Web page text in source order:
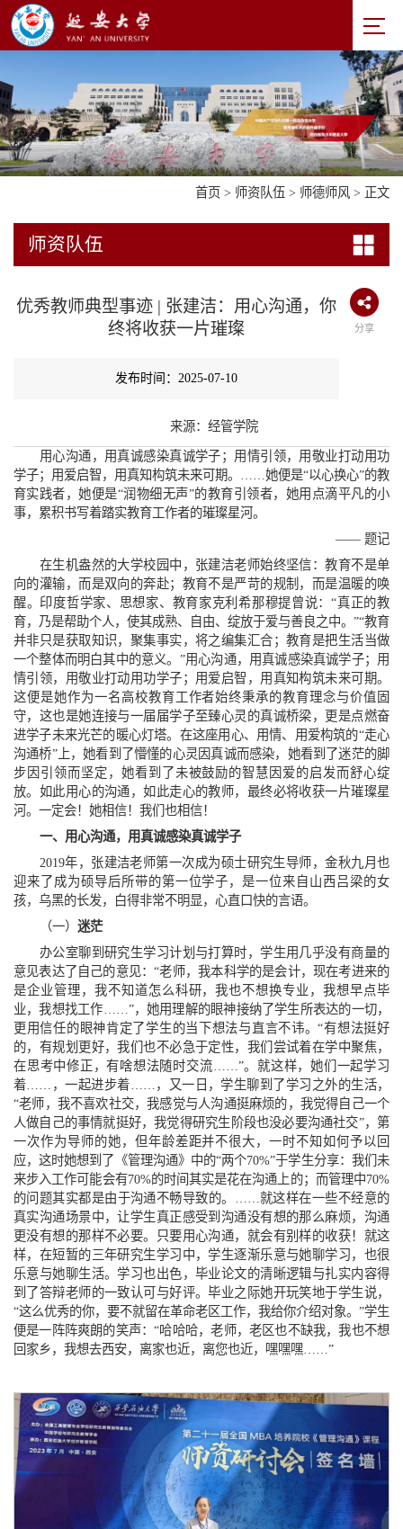
首页 > 师资队伍 > 师德师风 > 正文
师资队伍
优秀教师典型事迹 | 张建洁：用心沟通，你
终将收获一片璀璨
分享
发布时间：2025-07-10
来源：经管学院
用心沟通，用真诚感染真诚学子；用情引领，用敬业打动用功
学子；用爱启智，用真知构筑未来可期。……她便是“以心换心”的教
育实践者，她便是“润物细无声”的教育引领者，她用点滴平凡的小
事，累积书写着踏实教育工作者的璀璨星河。
—— 题记
在生机盎然的大学校园中，张建洁老师始终坚信：教育不是单
向的灌输，而是双向的奔赴；教育不是严苛的规制，而是温暖的唤
醒。印度哲学家、思想家、教育家克利希那穆提曾说：“真正的教
育，乃是帮助个人，使其成熟、自由、绽放于爱与善良之中。”“教育
并非只是获取知识，聚集事实，将之编集汇合；教育是把生活当做
一个整体而明白其中的意义。”用心沟通，用真诚感染真诚学子；用
情引领，用敬业打动用功学子；用爱启智，用真知构筑未来可期。
这便是她作为一名高校教育工作者始终秉承的教育理念与价值固
守，这也是她连接与一届届学子至臻心灵的真诚桥梁，更是点燃奋
进学子未来光芒的暖心灯塔。在这座用心、用情、用爱构筑的“走心
沟通桥”上，她看到了懵懂的心灵因真诚而感染，她看到了迷茫的脚
步因引领而坚定，她看到了未被鼓励的智慧因爱的启发而舒心绽
放。如此用心的沟通，如此走心的教师，最终必将收获一片璀璨星
河。一定会！她相信！我们也相信！
一、 用心沟通，用真诚感染真诚学子
2019年，张建洁老师第一次成为硕士研究生导师，金秋九月也
迎来了成为硕导后所带的第一位学子，是一位来自山西吕梁的女
孩，乌黑的长发，白得非常不明显，心直口快的言语。
（一） 迷茫
办公室聊到研究生学习计划与打算时，学生用几乎没有商量的
意见表达了自己的意见：“老师，我本科学的是会计，现在考进来的
是企业管理，我不知道怎么科研，我也不想换专业，我想早点毕
业，我想找工作……”，她用理解的眼神接纳了学生所表达的一切，
更用信任的眼神肯定了学生的当下想法与直言不讳。“有想法挺好
的，有规划更好，我们也不必急于定性，我们尝试着在学中聚焦，
在思考中修正，有啥想法随时交流……”。就这样，她们一起学习
着……，一起进步着……，又一日，学生聊到了学习之外的生活，
“老师，我不喜欢社交，我感觉与人沟通挺麻烦的，我觉得自己一个
人做自己的事情就挺好，我觉得研究生阶段也没必要沟通社交”，第
一次作为导师的她，但年龄差距并不很大，一时不知如何予以回
应，这时她想到了《管理沟通》中的“两个70%”于学生分享：我们未
来步入工作可能会有70%的时间其实是花在沟通上的；而管理中70%
的问题其实都是由于沟通不畅导致的。……就这样在一些不经意的
真实沟通场景中，让学生真正感受到沟通没有想的那么麻烦，沟通
更没有想的那样不必要。只要用心沟通，就会有别样的收获！就这
样，在短暂的三年研究生学习中，学生逐渐乐意与她聊学习，也很
乐意与她聊生活。学习也出色，毕业论文的清晰逻辑与扎实内容得
到了答辩老师的一致认可与好评。毕业之际她开玩笑地于学生说，
“这么优秀的你，要不就留在革命老区工作，我给你介绍对象。”学生
便是一阵阵爽朗的笑声：“哈哈哈，老师，老区也不缺我，我也不想
回家乡，我想去西安，离家也近，离您也近，嘿嘿嘿……”